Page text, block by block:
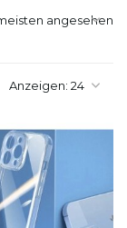
Anzeigen: